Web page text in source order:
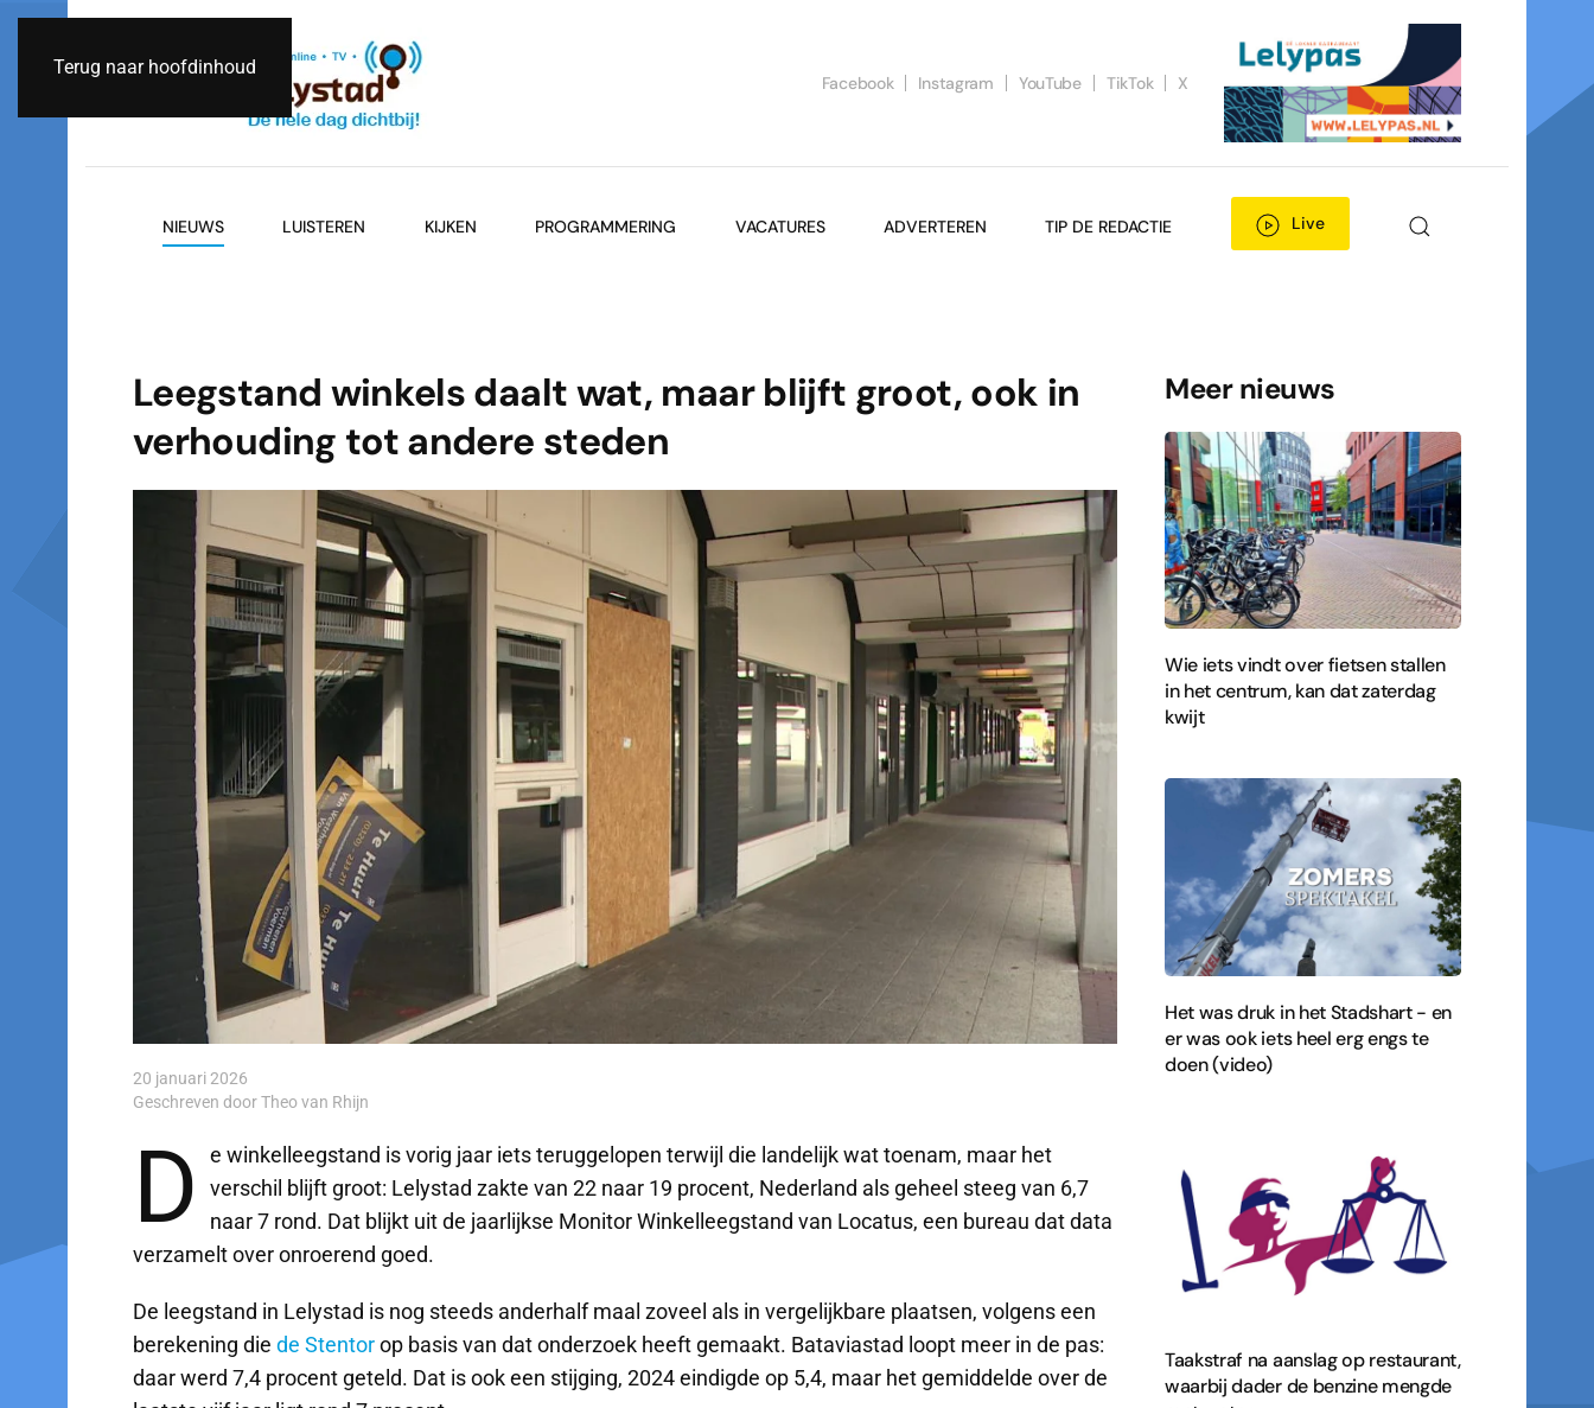
Terug naar hoofdinhoud
Facebook Instagram YouTube TikTok X
NIEUWS LUISTEREN KIJKEN PROGRAMMERING VACATURES ADVERTEREN TIP DE REDACTIE Live
Leegstand winkels daalt wat, maar blijft groot, ook in
verhouding tot andere steden
20 januari 2026
Geschreven door Theo van Rhijn
D
e winkelleegstand is vorig jaar iets teruggelopen terwijl die landelijk wat toenam, maar het
verschil blijft groot: Lelystad zakte van 22 naar 19 procent, Nederland als geheel steeg van 6,7
naar 7 rond. Dat blijkt uit de jaarlijkse Monitor Winkelleegstand van Locatus, een bureau dat data
verzamelt over onroerend goed.
De leegstand in Lelystad is nog steeds anderhalf maal zoveel als in vergelijkbare plaatsen, volgens een
berekening die de Stentor op basis van dat onderzoek heeft gemaakt. Bataviastad loopt meer in de pas:
daar werd 7,4 procent geteld. Dat is ook een stijging, 2024 eindigde op 5,4, maar het gemiddelde over de
Meer nieuws
Wie iets vindt over fietsen stallen
in het centrum, kan dat zaterdag
kwijt
Het was druk in het Stadshart - en
er was ook iets heel erg engs te
doen (video)
Taakstraf na aanslag op restaurant,
waarbij dader de benzine mengde